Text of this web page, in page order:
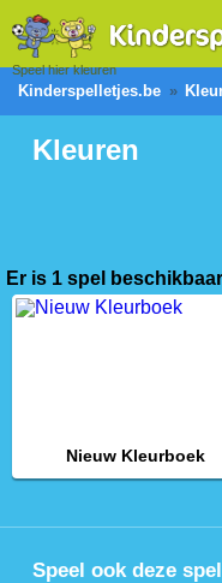
Speel hier kleuren
Kinderspelletjes.be
Kleuren
Er is 1 spel
Nieuw Kleurboek
Speel ook deze